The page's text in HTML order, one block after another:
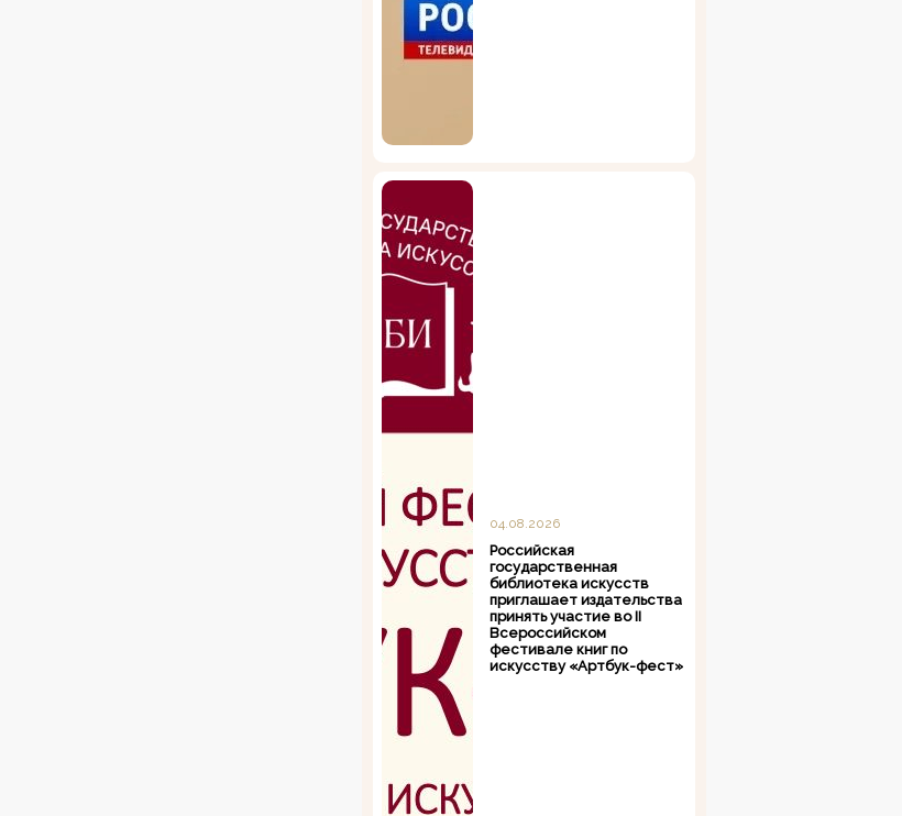
04.08.2026
Российская
государственная
библиотека искусств
приглашает издательства
принять участие во II
Всероссийском
фестивале книг по
искусству «Артбук-фест»